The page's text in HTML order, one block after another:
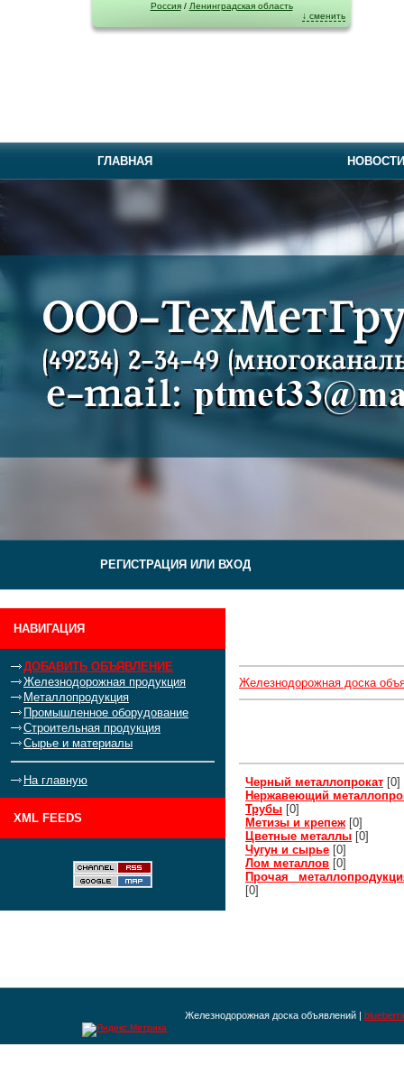
Россия/ Ленинградская область
↓ сменить
ГЛАВНАЯ НОВОСТИ
РЕГИСТРАЦИЯ ИЛИ ВХОД
НАВИГАЦИЯ
ДОБАВИТЬ ОБЪЯВЛЕНИЕ
Железнодорожная продукция
Металлопродукция
Промышленное оборудование
Строительная продукция
Сырье и материалы
На главную
XML FEEDS
Железнодорожная доска
Черный металлопрокат [0]
Нержавеющий
Трубы [0]
Метизы и крепеж[0]
Цветные металлы [0]
Чугун и сырье [0]
Лом металлов [0]
Прочая
[0]
Железнодорожная доска объявлений |